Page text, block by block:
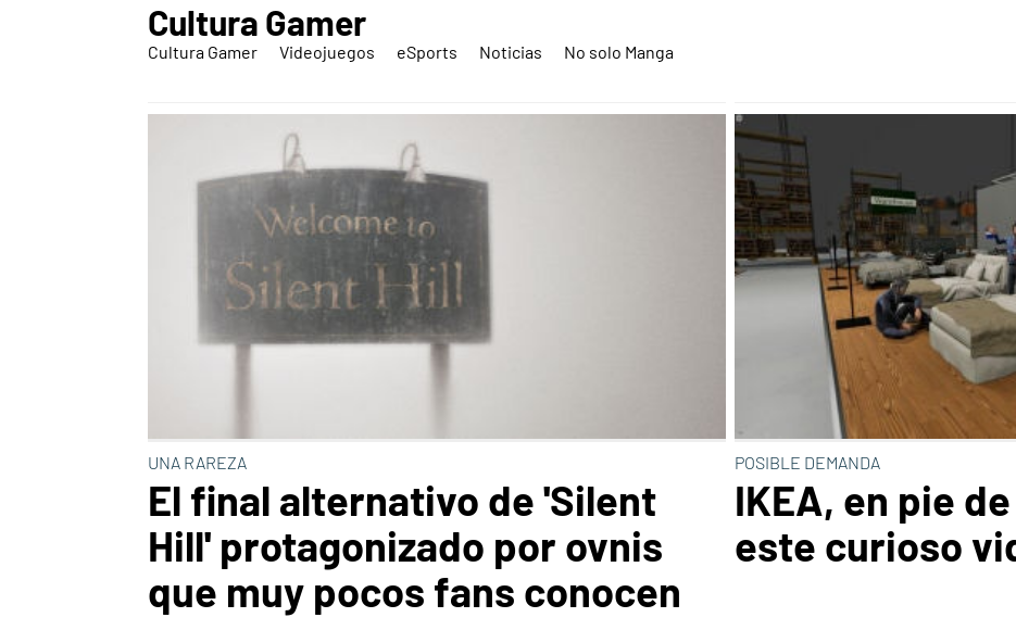
Cultura Gamer
Cultura Gamer Videojuegos eSports Noticias No solo Manga
UNA RAREZA
El final alternativo de 'Silent
Hill' protagonizado por ovnis
que muy pocos fans conocen
POSIBLE DEMANDA
IKEA, en pie
este curioso